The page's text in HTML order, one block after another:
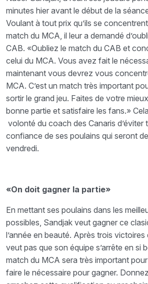
minutes hier avant le début de la
Voulant à tout prix qu’ils se
match du MCA, il leur a demandé
CAB. «Oubliez le match du CAB et
celui du MCA. Vous avez fait le
maintenant vous devrez vous
MCA. C’est un match très important
sortir le grand jeu. Faites de votre
bonne partie et satisfaire les fans.»
volonté du coach des Canaris d’éviter
confiance de ses poulains qui seront
vendredi.
«On doit gagner la partie»
En mettant ses poulains dans les
possibles, Sandjak veut gagner ce
l’année en beauté. Après trois
veut pas que son équipe s’arrête en si
match du MCA sera très important
faire le nécessaire pour gagner.